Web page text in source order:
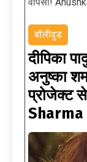
बॉलीवुड
दीपिका
अनुष्का
प्रोजेक्ट
Sharma